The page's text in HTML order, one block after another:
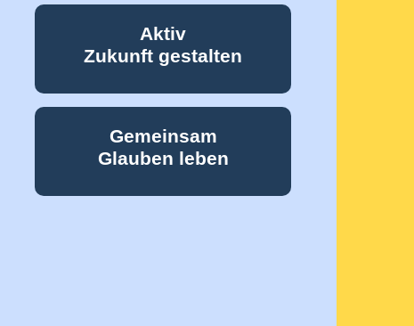
Aktiv
Zukunft gestalten
Gemeinsam
Glauben leben